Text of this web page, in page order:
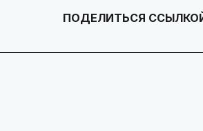
ПОДЕЛИТЬСЯ